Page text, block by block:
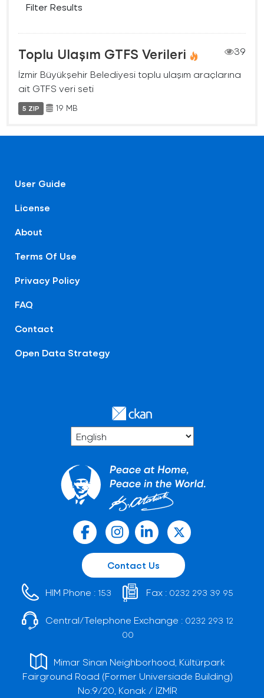
Filter Results
Toplu Ulaşım GTFS Verileri
39
İzmir Büyükşehir Belediyesi toplu ulaşım araçlarına
ait GTFS veri seti
5 ZIP 19 MB
User Guide
License
About
Terms Of Use
Privacy Policy
FAQ
Contact
Open Data Strategy
Contact Us
HIM Phone : 153 Fax : 0232 293 39 95
Central/Telephone Exchange : 0232 293 12
00
Mimar Sinan Neighborhood, Kültürpark
Fairground Road (Former Universiade Building)
No:9/20, Konak / İZMİR